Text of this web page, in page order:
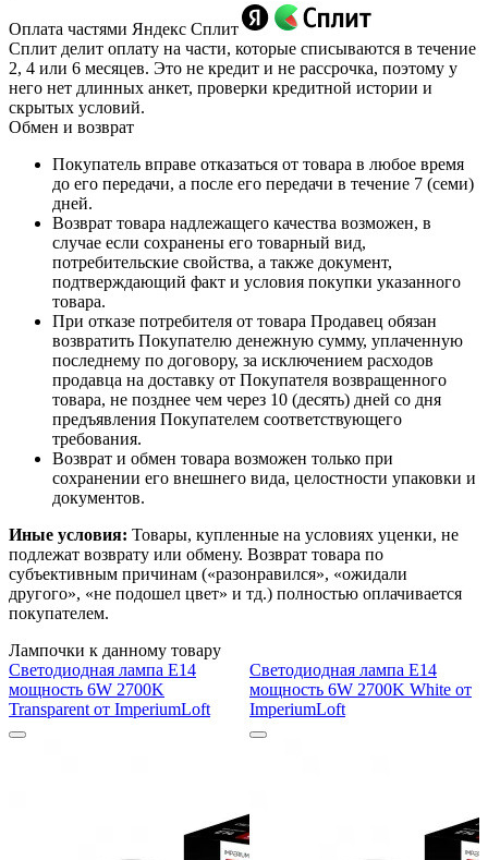
Оплата частями Яндекс Сплит
Сплит делит оплату на части, которые списываются в течение
2, 4 или 6 месяцев. Это не кредит и не рассрочка, поэтому у
него нет длинных анкет, проверки кредитной истории и
скрытых условий.
Обмен и возврат
Покупатель вправе отказаться от товара в любое время
до его передачи, а после его передачи в течение 7 (семи)
дней.
Возврат товара надлежащего качества возможен, в
случае если сохранены его товарный вид,
потребительские свойства, а также документ,
подтверждающий факт и условия покупки указанного
товара.
При отказе потребителя от товара Продавец обязан
возвратить Покупателю денежную сумму, уплаченную
последнему по договору, за исключением расходов
продавца на доставку от Покупателя возвращенного
товара, не позднее чем через 10 (десять) дней со дня
предъявления Покупателем соответствующего
требования.
Возврат и обмен товара возможен только при
сохранении его внешнего вида, целостности упаковки и
документов.
Иные условия: Товары, купленные на условиях уценки, не
подлежат возврату или обмену. Возврат товара по
субъективным причинам («разонравился», «ожидали
другого», «не подошел цвет» и тд.) полностью оплачивается
покупателем.
Лампочки к данному товару
Светодиодная лампа E14
мощность 6W 2700K
Transparent от ImperiumLoft
Светодиодная лампа E14
мощность 6W 2700K White от
ImperiumLoft